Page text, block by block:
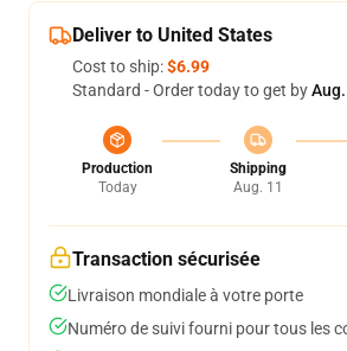
Deliver to United States
Cost to ship:$6.99
Standard - Order today to get by
Production
Today
Shipping
Aug. 11
Transaction sécurisée
Livraison mondiale à votre porte
Numéro de suivi fourni pour tous les